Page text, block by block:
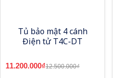
Tủ bảo mật 4 cánh
Điện tử T4C-DT
11.200.000₫12.500.000₫